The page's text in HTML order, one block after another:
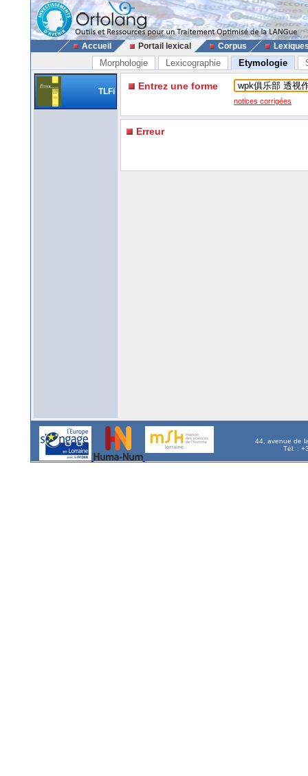
Accueil Portail lexical Corpus
Morphologie Lexicographie Etymologie
TLFi Entrez une forme
notices corrigées
Erreur
44, avenue de
Tél. :